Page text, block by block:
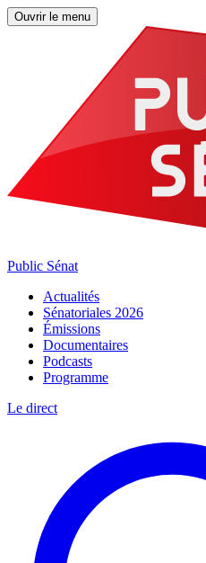
Ouvrir le menu
Public Sénat
Actualités
Sénatoriales 2026
Émissions
Documentaires
Podcasts
Programme
Le direct